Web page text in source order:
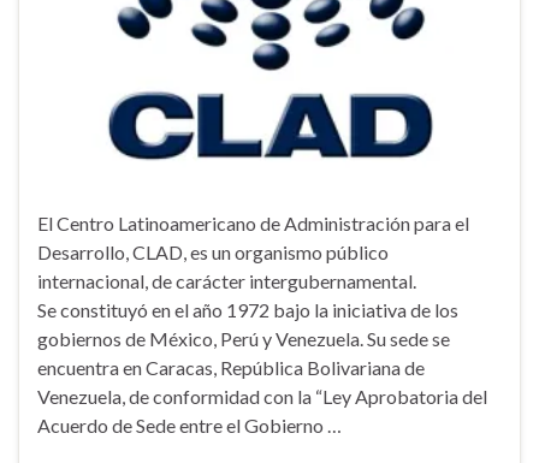
El Centro Latinoamericano de Administración para el
Desarrollo, CLAD, es un organismo público
internacional, de carácter intergubernamental.
Se constituyó en el año 1972 bajo la iniciativa de los
gobiernos de México, Perú y Venezuela. Su sede se
encuentra en Caracas, República Bolivariana de
Venezuela, de conformidad con la “Ley Aprobatoria del
Acuerdo de Sede entre el Gobierno …